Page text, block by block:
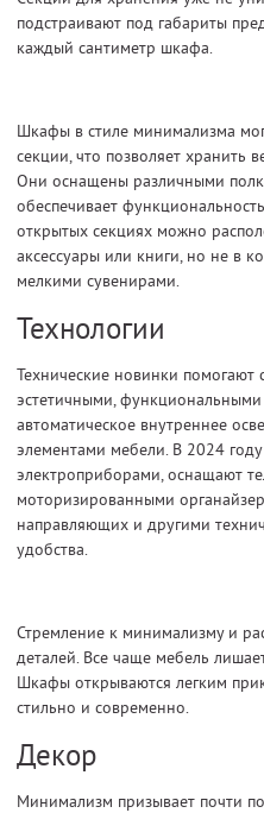
подстраивают под габариты
каждый сантиметр шкафа.
Шкафы в стиле минимализма
секции, что позволяет хранить
Они оснащены различными
обеспечивает
открытых секциях можно
аксессуары или книги, но не в
мелкими сувенирами.
Технологии
Технические новинки
эстетичными,
автоматическое внутреннее
элементами мебели. В 2024
электроприборами, оснащают
моторизированными
направляющих и другими
удобства.
Стремление к минимализму и
деталей. Все чаще мебель
Шкафы открываются легким
стильно и современно.
Декор
Минимализм призывает почти